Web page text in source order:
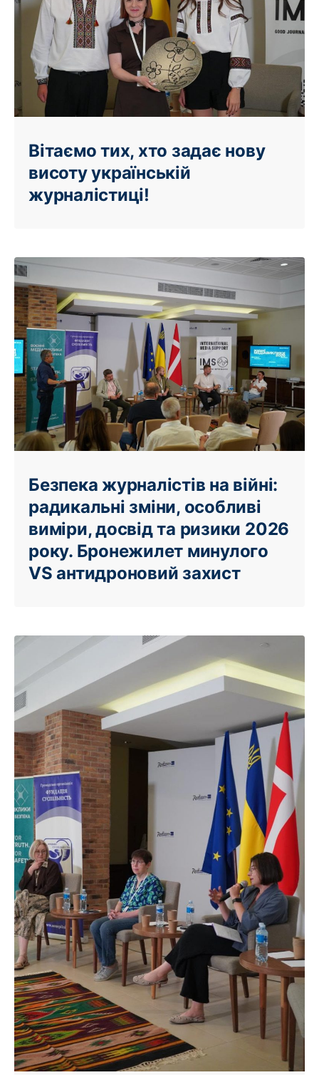
Вітаємо тих, хто задає нову
висоту українській
журналістиці!
Безпека журналістів на війні:
радикальні зміни, особливі
виміри, досвід та ризики 2026
року. Бронежилет минулого
VS антидроновий захист